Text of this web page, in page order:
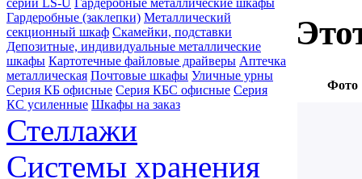
серии LS-U Гардеробные металлические шкафы
Гардеробные (заклепки) Металлический
секционный шкаф Скамейки, подставки
Депозитные, индивидуальные металлические
шкафы Картотечные файловые драйверы Аптечка
металлическая Почтовые шкафы Уличные урны
Серия КБ офисные Серия КБС офисные Серия
КC усиленные Шкафы на заказ
Стеллажи
Системы хранения
Фото